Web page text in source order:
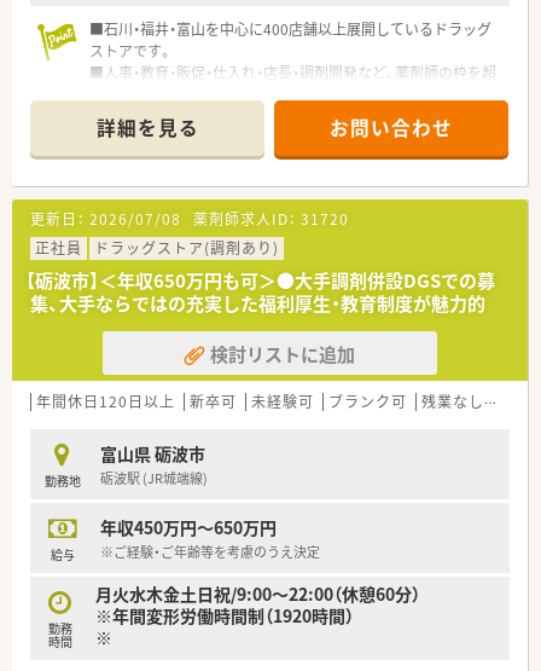
■石川・福井・富山を中心に400店舗以上展開しているドラッグ
ストアです。
■人事・教育・販促・仕入れ・店長・調剤開発など、薬剤師の枠を超
す。
■教育制度も、充実しており、階層ごとの研修やe-ラーニングな
ど導入しています。
詳細を見る お問い合わせ
更新日： 2026/07/08 薬剤師求人ID： 31720
正社員
ドラッグストア(調剤あり)
【砺波市】＜年収650万円も可＞●大手調剤併設DGSでの募
集、大手ならではの充実した福利厚生・教育制度が魅力的
検討リストに追加
年間休日120日以上 新卒可 未経験可 ブランク可 残業なし(ほぼなし含む)
勤務地
富山県 砺波市
砺波駅 (JR城端線)
給与
年収450万円～650万円
※ご経験・ご年齢等を考慮のうえ決定
勤務
時間
月火水木金土日祝/9:00～22:00（休憩60分）
※年間変形労働時間制（1920時間）
※